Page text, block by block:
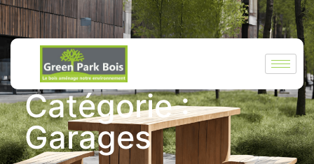
GREEN PARK BOIS
Catégorie :
Garages